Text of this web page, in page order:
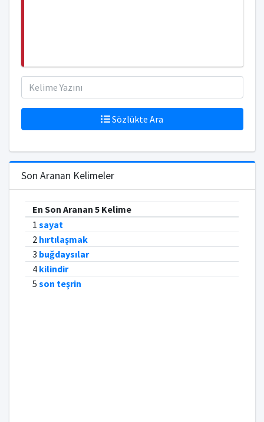
Sözlükte Ara
Son Aranan Kelimeler
En Son Aranan 5 Kelime
1 sayat
2 hırtılaşmak
3 buğdaysılar
4 kilindir
5 son teşrin